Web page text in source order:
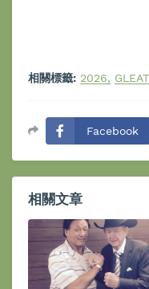
相關標籤: 2026 GLEAT
Facebook
相關文章